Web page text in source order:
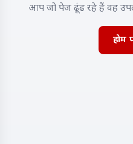
आप जो पेज ढूंढ रहे हैं वह
होम